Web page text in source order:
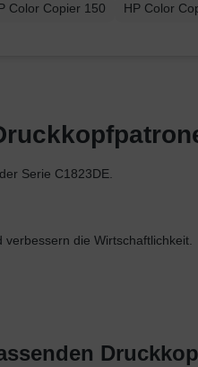
Color Copier 150
HP Color
Serie C1823DE.
die Wirtschaftlichkeit.